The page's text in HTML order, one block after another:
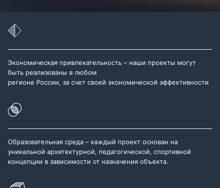
Экономическая привлекательность – наши проекты могут
быть реализованы в любом
регионе России, за счет своей экономической эффективности
Образовательная среда – каждый проект основан на
уникальной архитектурной, педагогической, спортивной
концепции в зависимости от назначения объекта.